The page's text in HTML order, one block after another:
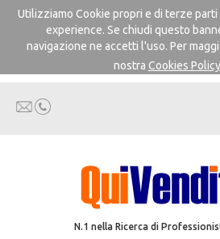
Utilizziamo Cookie propri e di terze
experience. Se chiudi questo
navigazione ne accetti l'uso. Per
nostra Cookies Policy
N.1 nella Ricerca di